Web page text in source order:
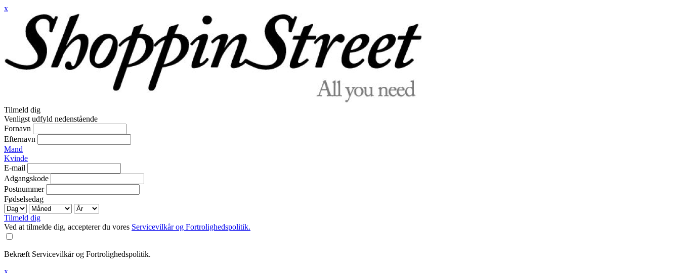
x
Tilmeld dig
Venligst udfyld nedenstående
Fornavn
Efternavn
Mand
Kvinde
E-mail
Adgangskode
Postnummer
Fødselsedag
Tilmeld dig
Ved at tilmelde dig, accepterer du vores Servicevilkår og Fortrolighedspolitik.
Bekræft Servicevilkår og Fortrolighedspolitik.
x